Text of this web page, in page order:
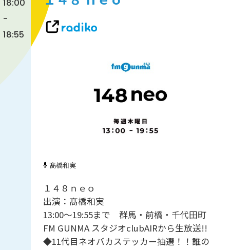
-
18:55
髙橋和実
１４８ｎｅｏ
出演：髙橋和実
13:00～19:55まで 群馬・前橋・千代田町
FM GUNMA スタジオclubAIRから生放送!!
◆11代目ネオバカステッカー抽選！！誰の